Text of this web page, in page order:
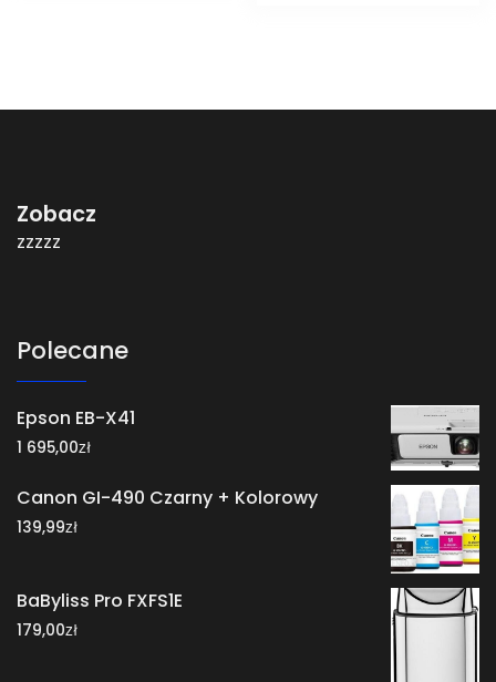
Zobacz
zzzzz
Polecane
Epson EB-X41
1 695,00zł
Canon GI-490 Czarny + Kolorowy
139,99zł
BaByliss Pro FXFS1E
179,00zł